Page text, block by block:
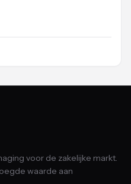
voor de zakelijke markt.
waarde aan